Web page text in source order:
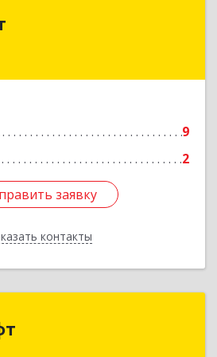
9
2
заявку
контакты
обл, Великий Новгород
заявку
Назад